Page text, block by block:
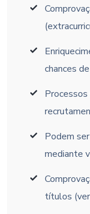
chances
Podem
mediante
títulos